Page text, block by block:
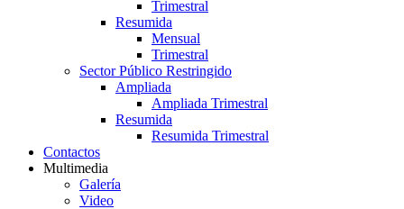
Trimestral
Resumida
Mensual
Trimestral
Sector Público Restringido
Ampliada
Ampliada Trimestral
Resumida
Resumida Trimestral
Contactos
Multimedia
Galería
Video